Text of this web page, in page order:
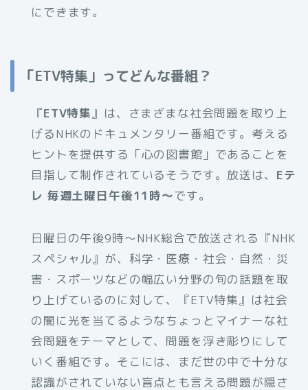
にできます。
「ETV特集」ってどんな番組？
『ETV特集』は、さまざまな社会問題を取り上
げるNHKのドキュメンタリー番組です。考える
ヒントを提供する「心の図書館」であることを
目指して制作されているそうです。放送は、 Eテ
レ 毎週土曜日午後11時～です。
日曜日の午後9時～NHK総合で放送される『NHK
スペシャル』が、科学・医療・社会・自然・災
害・スポーツなどの幅広い分野の旬の話題を取
り上げているのに対して、『ETV特集』は社会
の闇に光を当てるようなちょっとマイナーな社
会問題をテーマとして、問題を浮き彫りにして
いく番組です。そこには、まだ世の中で十分な
認識がされていない盲点とも言える問題が隠さ